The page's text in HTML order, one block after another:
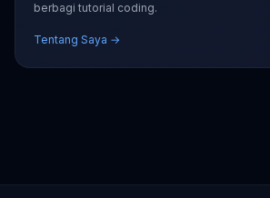
berbagi tutorial coding.
Tentang Saya →